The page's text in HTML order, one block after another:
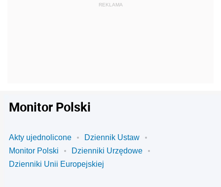
Monitor Polski
Akty ujednolicone
Dziennik Ustaw
Monitor Polski
Dzienniki Urzędowe
Dzienniki Unii Europejskiej